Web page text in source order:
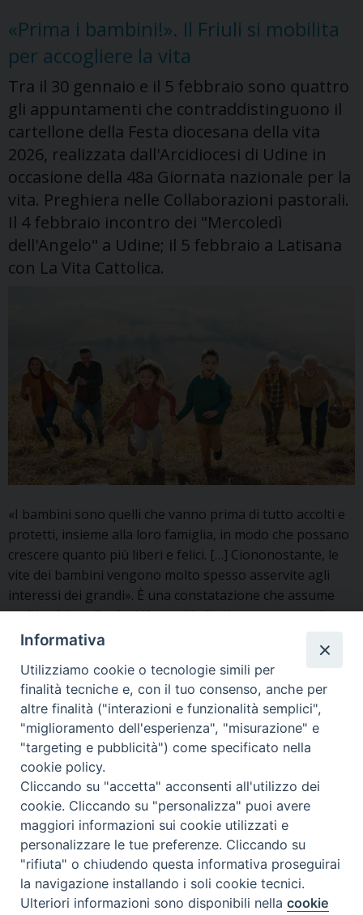
in
Friuli
iniziative
per
tutto
il
2026
«Prima i bambini!». Il Friuli si mobilita
per accogliere la vita
Tra il 30 gennaio e il 5 febbraio sono quattro
gli appuntamenti che contraddistinguono il
cartellone della Festa diocesana della vita
2026, realizzata dall'Arcidiocesi di Udine in
occasione della 48a Giornata nazionale per la
vita. Preghiera nelle Collaborazioni pastorali.
Il 4 febbraio incontro dei "Mercoledì
dell'Angelo" a Udine; il 5 febbraio a Latisana
con La Vita Cattolica.
«I bambini sono quelli che vanno prima di tutto accolti e
protetti, insieme alla loro famiglia, in modo che possano
crescere quanto più liberi e felici. […] Ciononostante, le
vite dei bambini vengono molto spesso asservite agli
interessi dei grandi». È una constatazione che assume
molti volti quella che i Vescovi italiani consegnano al
Messaggio che accompagna la 48a Giornata della vita, in
i
bambini!».
Il
Friuli
si
per
accogliere
la
vita
ARCIDIOCESI NEWS
2 FEBBRAIO 2026
Al via da Latisana gli incontri culturali
con “La Vita Cattolica”. Si parla di
accoglienza della vita e denatalità
Preferenze Cookie
Informativa
Utilizziamo cookie o tecnologie simili per
finalità tecniche e, con il tuo consenso, anche per
altre finalità ("interazioni e funzionalità semplici",
"miglioramento dell'esperienza", "misurazione" e
"targeting e pubblicità") come specificato nella
cookie policy.
Cliccando su "accetta" acconsenti all'utilizzo dei
cookie. Cliccando su "personalizza" puoi avere
maggiori informazioni sui cookie utilizzati e
personalizzare le tue preferenze. Cliccando su
"rifiuta" o chiudendo questa informativa proseguirai
la navigazione installando i soli cookie tecnici.
Ulteriori informazioni sono disponibili nellacookie